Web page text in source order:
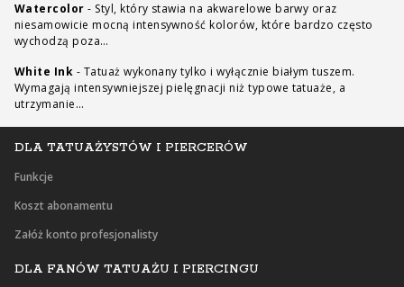
DLA TATUAŻYSTÓW I PIERCERÓW
Funkcje
Koszt abonamentu
Załóż konto profesjonalisty
DLA FANÓW TATUAŻU I PIERCINGU
Watercolor - Styl, który stawia na akwarelowe barwy oraz
niesamowicie mocną intensywność kolorów, które bardzo często
wychodzą poza…
White Ink - Tatuaż wykonany tylko i wyłącznie białym tuszem.
Wymagają intensywniejszej pielęgnacji niż typowe tatuaże, a
utrzymanie…